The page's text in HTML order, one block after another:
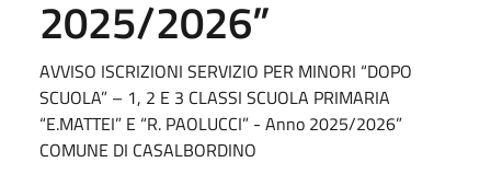
2025/2026”
AVVISO ISCRIZIONI SERVIZIO PER MINORI “DOPO
SCUOLA” – 1, 2 E 3 CLASSI SCUOLA PRIMARIA
“E.MATTEI” E “R. PAOLUCCI” - Anno 2025/2026”
COMUNE DI CASALBORDINO